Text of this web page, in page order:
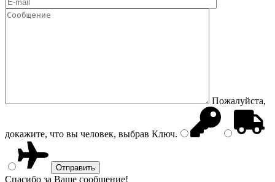
Пожалуйста,
докажите, что вы человек, выбрав Ключ.
Спасибо за Ваше сообщение!